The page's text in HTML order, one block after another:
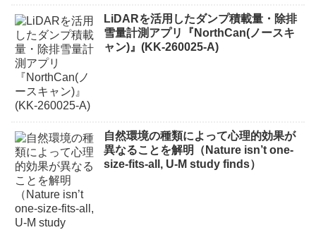
LiDARを活用したダンプ積載量・除排
雪量計測アプリ『NorthCan(ノースキ
ャン)』(KK-260025-A)
自然環境の種類によって心理的効果が
異なることを解明（Nature isn’t one-
size-fits-all, U-M study finds）